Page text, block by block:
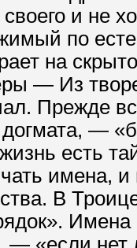
и не
по
на
— Из
Прежде
догмата, —
есть
имена, и
В